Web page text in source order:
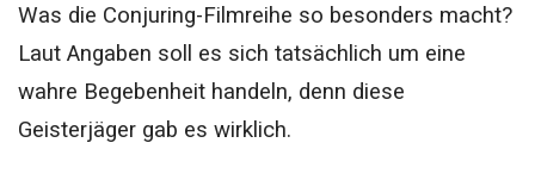
Was die Conjuring-Filmreihe so besonders macht?
Laut Angaben soll es sich tatsächlich um eine
wahre Begebenheit handeln, denn diese
Geisterjäger gab es wirklich.